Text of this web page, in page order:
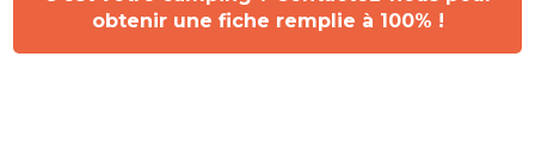
obtenir une fiche remplie à 100% !